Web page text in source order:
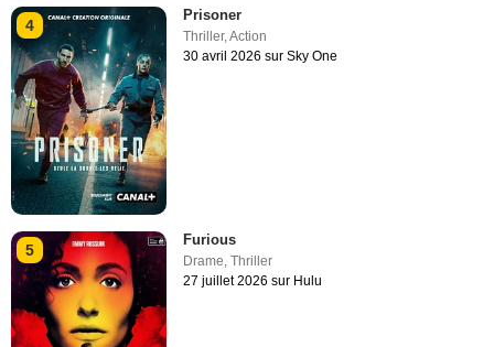
4
Prisoner
Thriller,Action
30 avril 2026 sur Sky One
5
Furious
Drame ,Thriller
27 juillet 2026 sur Hulu